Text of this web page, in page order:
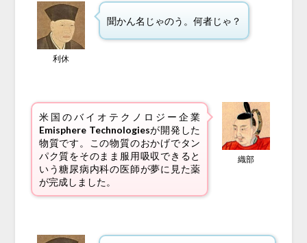
利休
聞かん名じゃのう。何者じゃ？
米国のバイオテクノロジー企業
Emisphere Technologiesが開発した
物質です。この物質のおかげでタン
パク質をそのまま服用吸収できると
いう糖尿病内科の医師が夢に見た薬
が完成しました。
織部